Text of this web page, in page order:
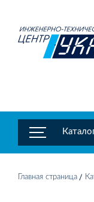
Главная страница